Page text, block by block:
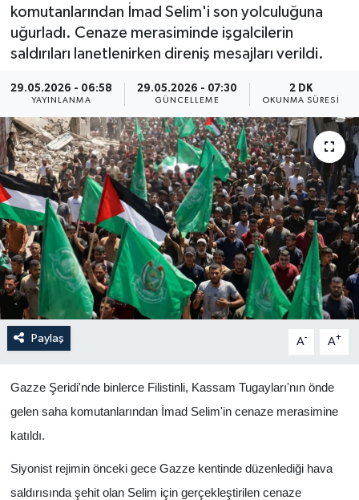
komutanlarından İmad Selim'i son yolculuğuna
uğurladı. Cenaze merasiminde işgalcilerin
saldırıları lanetlenirken direniş mesajları verildi.
29.05.2026 - 06:58
YAYINLANMA
29.05.2026 - 07:30
GÜNCELLEME
2 DK
OKUNMA SÜRESI
Paylaş A- A+
Gazze Şeridi'nde binlerce Filistinli, Kassam Tugayları'nın önde
gelen saha komutanlarından İmad Selim'in cenaze merasimine
katıldı.
Siyonist rejimin önceki gece Gazze kentinde düzenlediği hava
saldırısında şehit olan Selim için gerçekleştirilen cenaze
Si̇yaset
Spor
Yaşam
Anali̇z
Bi̇li̇m & Teknoloji̇
Dünya
Eği̇ti̇m
Haber Arşivi